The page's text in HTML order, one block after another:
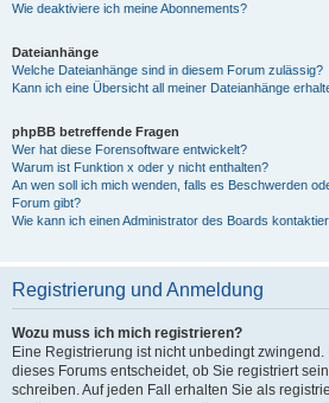
Wie deaktiviere ich meine Abonnements?
Dateianhänge
Welche Dateianhänge sind in diesem Forum zulässig?
Kann ich eine Übersicht all meiner Dateianhänge
phpBB betreffende Fragen
Wer hat diese Forensoftware entwickelt?
Warum ist Funktion x oder y nicht enthalten?
An wen soll ich mich wenden, falls es Beschwerden
Forum gibt?
Wie kann ich einen Administrator des Boards
Registrierung und Anmeldung
Wozu muss ich mich registrieren?
Eine Registrierung ist nicht unbedingt
dieses Forums entscheidet, ob Sie registriert
schreiben. Auf jeden Fall erhalten Sie als